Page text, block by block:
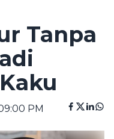
Tanpa
PM